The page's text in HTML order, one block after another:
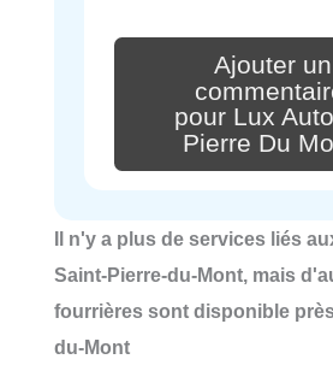
Ajouter un
pour Lux
Pierre Du
Il n'y a plus de services liés
Saint-Pierre-du-Mont, mais
fourrières sont disponible
du-Mont